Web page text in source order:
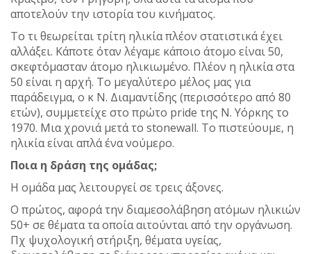
αποτελούν την ιστορία του κινήματος.
Το τι θεωρείται τρίτη ηλικία πλέον στατιστικά έχει
αλλάξει. Κάποτε όταν λέγαμε κάποιο άτομο είναι 50,
σκεφτόμασταν άτομο ηλικιωμένο. Πλέον η ηλικία στα
50 είναι η αρχή. Το μεγαλύτερο μέλος μας για
παράδειγμα, ο κ Ν. Διαμαντίδης (περισσότερο από 80
ετών), συμμετείχε στο πρώτο pride της Ν. Υόρκης το
1970. Μια χρονιά μετά το stonewall. Το πιστεύουμε, η
ηλικία είναι απλά ένα νούμερο.
Ποια η δράση της ομάδας;
Η ομάδα μας λειτουργεί σε τρεις άξονες.
O πρώτος, αφορά την διαμεσολάβηση ατόμων ηλικιών
50+ σε θέματα τα οποία αιτούνται από την οργάνωση.
Πχ ψυχολογική στήριξη, θέματα υγείας,